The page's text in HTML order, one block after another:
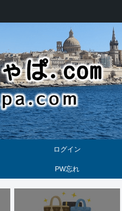
ログイン
PW忘れ